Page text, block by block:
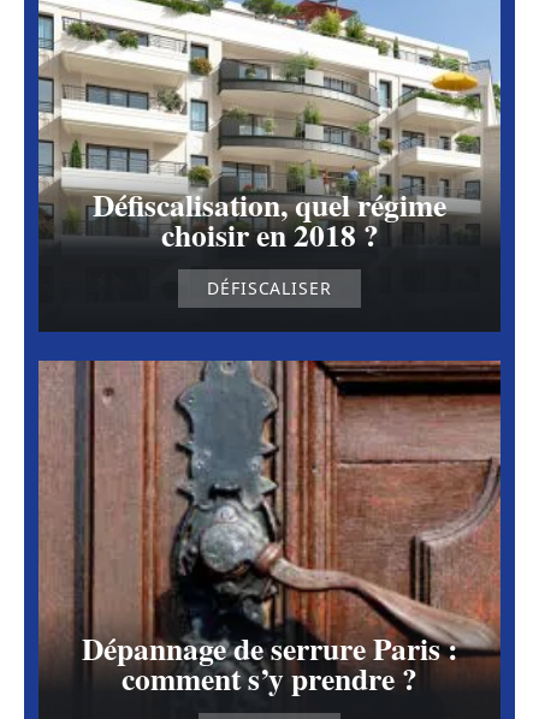
Défiscalisation, quel régime
choisir en 2018 ?
DÉFISCALISER
Dépannage de serrure Paris :
comment s’y prendre ?